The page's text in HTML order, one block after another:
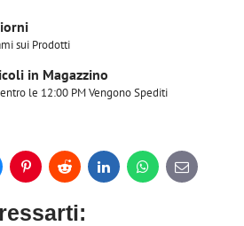
sui Prodotti
in Magazzino
le 12:00 PM Vengono Spediti
PinterestReddit LinkedInWhatsApp
E-
mail